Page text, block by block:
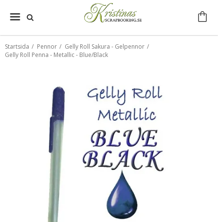
Startsida / Pennor / Gelly Roll Sakura - Gelpennor /
Gelly Roll Penna - Metallic - Blue/Black